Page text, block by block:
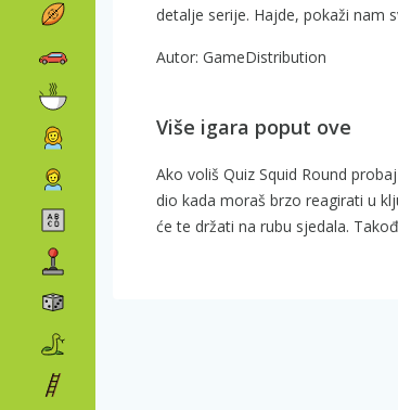
detalje serije. Hajde, pokaži nam
Autor: GameDistribution
Više igara poput ove
Ako voliš Quiz Squid Round probaj
dio kada moraš brzo reagirati u
će te držati na rubu sjedala.